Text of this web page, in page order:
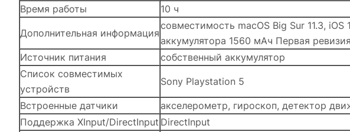
Время работы
10 ч
Дополнительная информация
совместимость macOS Big Sur 11.3,
аккумулятора 1560 мАч Первая ревизия
Источник питания
собственный аккумулятор
Список совместимых
устройств
Sony Playstation 5
Встроенные датчики
акселерометр, гироскоп, детектор
Поддержка XInput/DirectInput DirectInput